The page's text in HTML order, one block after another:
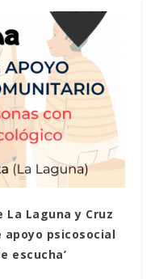
La Laguna y Cruz
apoyo psicosocial
escucha’